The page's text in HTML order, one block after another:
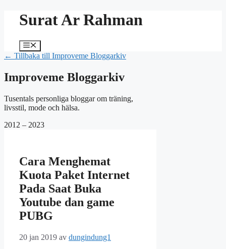
HoppaSurat Ar Rahman
Meny
← Tillbaka till Improveme Bloggarkiv
Improveme Bloggarkiv
Tusentals personliga bloggar om träning,
livsstil, mode och hälsa.
2012 – 2023
Cara Menghemat
Kuota Paket Internet
Pada Saat Buka
Youtube dan game
PUBG
20 jan 2019 av dungindung1